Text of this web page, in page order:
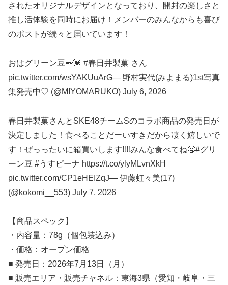
されたオリジナルデザインとなっており、開封の楽しさと
推し活体験を同時にお届け！メンバーのみんなからも喜び
のポストが続々と届いています！
おはグリーン豆🫛💓 #春日井製菓 さん
pic.twitter.com/wsYAKUuArG— 野村実代(みよまる)1st写真
集発売中♡ (@MIYOMARUKO) July 6, 2026
春日井製菓さんとSKE48チームSのコラボ商品の発売日が
決定しました！食べることだーいすきだから凄く嬉しいで
す！ぜっったいに箱買いします‼️‼️みんな食べてね🤤#グリ
ーン豆 #うすピーナ https://t.co/ylyMLvnXkH
pic.twitter.com/CP1eHEIZqJ— 伊藤虹々美(17)
(@kokomi__553) July 7, 2026
【商品スペック】
・内容量：78g（個包装込み）
・価格：オープン価格
■ 発売日：2026年7月13日（月）
■ 販売エリア・販売チャネル：東海3県（愛知・岐阜・三